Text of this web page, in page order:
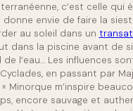
c’est celle qui
envie de faire la
au soleil dans un
dans la piscine avant de
l’eau… Les influences
en passant par
Minorque m’inspire
encore sauvage et